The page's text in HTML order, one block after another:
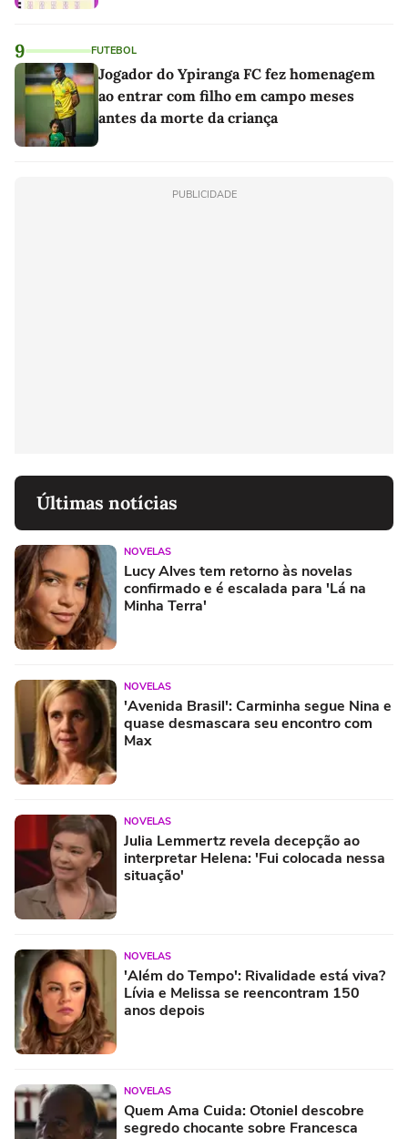
9 FUTEBOL
Jogador do Ypiranga FC fez homenagem
ao entrar com filho em campo meses
antes da morte da criança
PUBLICIDADE
Últimas notícias
NOVELAS
Lucy Alves tem retorno às novelas
confirmado e é escalada para 'Lá na
Minha Terra'
NOVELAS
'Avenida Brasil': Carminha segue Nina e
quase desmascara seu encontro com
Max
NOVELAS
Julia Lemmertz revela decepção ao
interpretar Helena: 'Fui colocada nessa
situação'
NOVELAS
'Além do Tempo': Rivalidade está viva?
Lívia e Melissa se reencontram 150
anos depois
NOVELAS
Quem Ama Cuida: Otoniel descobre
segredo chocante sobre Francesca